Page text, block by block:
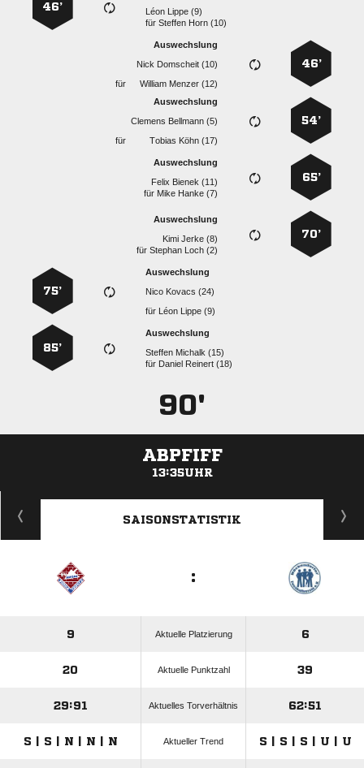
  
für  
46’
46’
Auswechslung
  
für
  
54’
Auswechslung
  
für
  
65’
Auswechslung
  
für   
70’
Auswechslung
  
für  
Auswechslung
  
für   
75’
Auswechslung
  
für   
85’
90'
ABPFIFF
13:35UHR
ANZEIGE
SAISONSTATISTIK
:
9 Aktuelle Platzierung 6
20 Aktuelle Punktzahl 39
29:91 Aktuelles Torverhältnis 62:51
S | S | N | N | N Aktueller Trend S | S | S | U | U